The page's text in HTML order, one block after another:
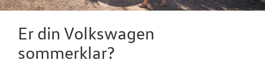
Er din Volkswagen
sommerklar?